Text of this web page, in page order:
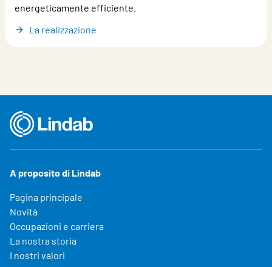
energeticamente efficiente.
La realizzazione
A proposito di Lindab
Pagina principale
Novità
Occupazioni e carriera
La nostra storia
I nostri valori